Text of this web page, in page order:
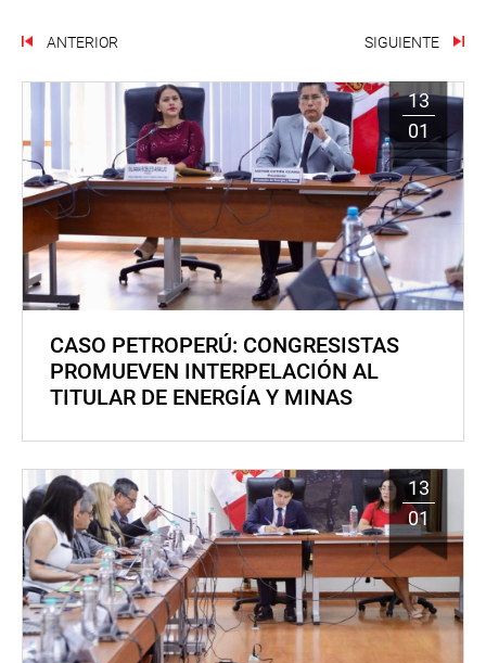
ANTERIOR SIGUIENTE
13
01
CASO PETROPERÚ: CONGRESISTAS
PROMUEVEN INTERPELACIÓN AL
TITULAR DE ENERGÍA Y MINAS
13
01